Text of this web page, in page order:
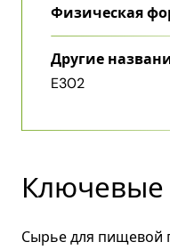
Физическая
Другие
E302
Сырье для пищевой